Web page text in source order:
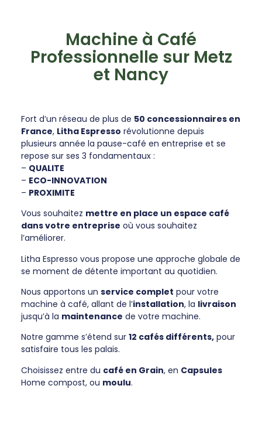
Machine à Café
Professionnelle sur Metz
et Nancy
Fort d’un réseau de plus de 50 concessionnaires en
France, Litha Espresso révolutionne depuis
plusieurs année la pause-café en entreprise et se
repose sur ses 3 fondamentaux :
– QUALITE
– ECO-INNOVATION
– PROXIMITE
Vous souhaitez mettre en place un espace café
dans votre entreprise où vous souhaitez
l’améliorer.
Litha Espresso vous propose une approche globale de
se moment de détente important au quotidien.
Nous apportons un service complet pour votre
machine à café, allant de l’installation, la livraison
jusqu’à la maintenance de votre machine.
Notre gamme s’étend sur 12 cafés différents,pour
satisfaire tous les palais.
Choisissez entre du café en Grain, en Capsules
Home compost, ou moulu.